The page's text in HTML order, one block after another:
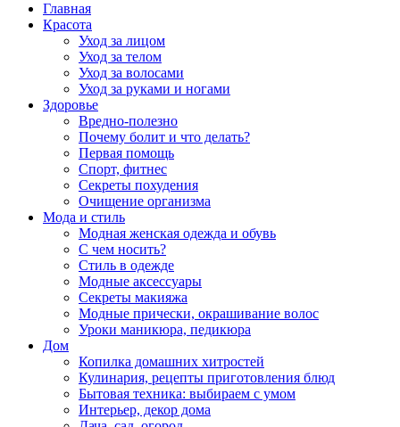
Главная
Красота
Уход за лицом
Уход за телом
Уход за волосами
Уход за руками и ногами
Здоровье
Вредно-полезно
Почему болит и что делать?
Первая помощь
Спорт, фитнес
Секреты похудения
Очищение организма
Мода и стиль
Модная женская одежда и обувь
С чем носить?
Стиль в одежде
Модные аксессуары
Секреты макияжа
Модные прически, окрашивание волос
Уроки маникюра, педикюра
Дом
Копилка домашних хитростей
Кулинария, рецепты приготовления блюд
Бытовая техника: выбираем с умом
Интерьер, декор дома